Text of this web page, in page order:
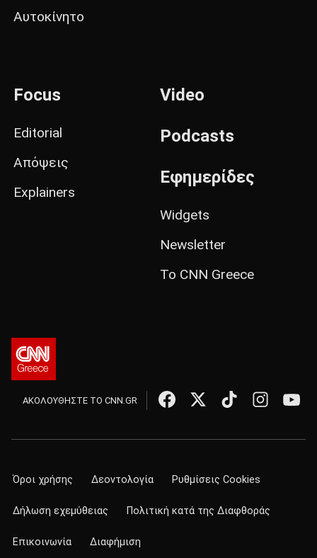
Αυτοκίνητο
Focus
Editorial
Απόψεις
Explainers
Video
Podcasts
Εφημερίδες
Widgets
Newsletter
Το CNN Greece
ΑΚΟΛΟΥΘΗΣΤΕ ΤΟ CNN.GR
Όροι χρήσης Δεοντολογία Ρυθμίσεις Cookies
Δήλωση εχεμύθειας Πολιτική κατά της Διαφθοράς
Επικοινωνία Διαφήμιση